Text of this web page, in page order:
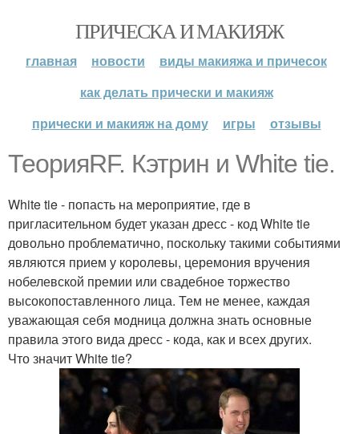
ПРИЧЕСКА И МАКИЯЖ
главная новости
виды макияжа и причесок
как делать прически и макияж
прически и макияж на дому
игры отзывы
ТеорияRF. Кэтрин и White tie.
White tie - попасть на мероприятие, где в
пригласительном будет указан дресс - код White tie
довольно проблематично, поскольку такими событиями
являются прием у королевы, церемония вручения
нобелевской премии или свадебное торжество
высокопоставленного лица. Тем не менее, каждая
уважающая себя модница должна знать основные
правила этого вида дресс - кода, как и всех других.
Что значит White tie?